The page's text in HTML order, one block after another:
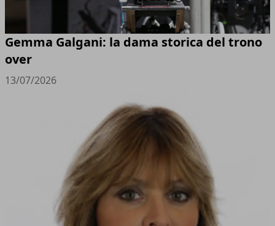
Gemma Galgani: la dama storica del trono
over
13/07/2026